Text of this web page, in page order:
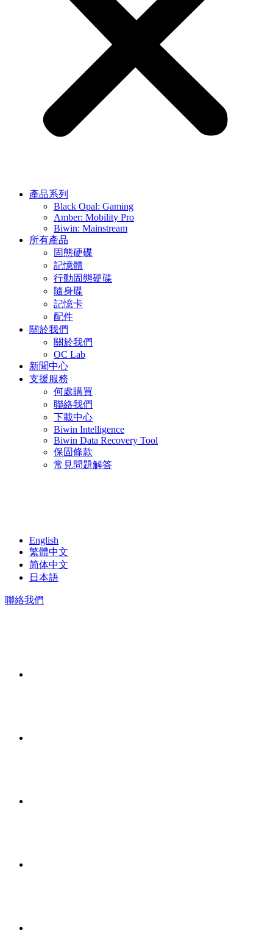
產品系列
Black Opal: Gaming
Amber: Mobility Pro
Biwin: Mainstream
所有產品
固態硬碟
記憶體
行動固態硬碟
隨身碟
記憶卡
配件
關於我們
關於我們
OC Lab
新聞中心
支援服務
何處購買
聯絡我們
下載中心
Biwin Intelligence
Biwin Data Recovery Tool
保固條款
常見問題解答
English
繁體中文
简体中文
日本語
聯絡我們